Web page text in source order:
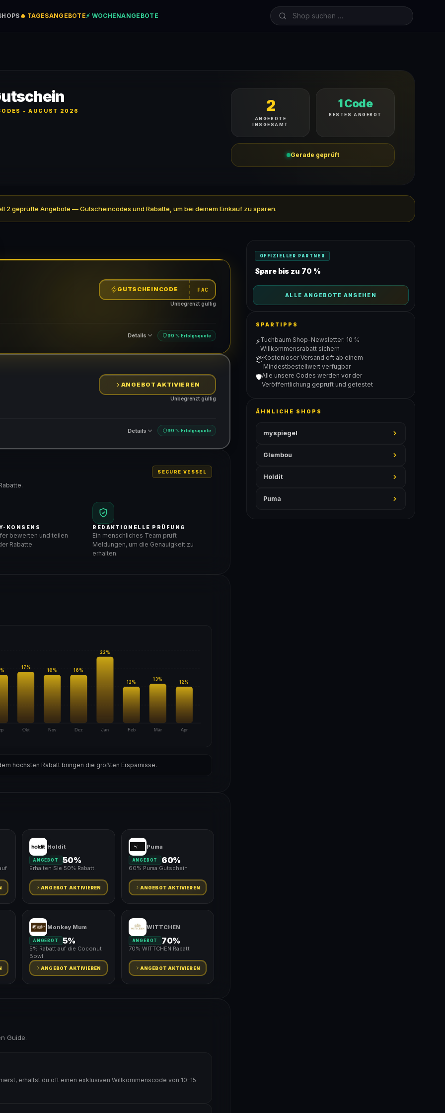
🔥 TAGESANGEBOTE⚡ WOCHENANGEBOTE
• AUGUST 2026 2
ANGEBOTE
INSGESAMT
1 Code
BESTES ANGEBOT
Gerade geprüft
2 geprüfte Angebote — Gutscheincodes und Rabatte, um bei deinem Einkauf zu sparen.
GUTSCHEINCODE FAC
Unbegrenzt gültig
Details 99 % Erfolgsquote
ANGEBOT AKTIVIEREN
Unbegrenzt gültig
Details 99 % Erfolgsquote
SECURE VESSEL
KONSENS
bewerten und teilen
Rabatte.
REDAKTIONELLE PRÜFUNG
Ein menschliches Team prüft
Meldungen, um die Genauigkeit zu
erhalten.
%
Okt
17%
Nov
16%
Dez
16%
Jan
22%
Feb
12%
Mär
13%
Apr
12%
höchsten Rabatt bringen die größten Ersparnisse.
Holdit
ANGEBOT 50%
Erhalten Sie 50% Rabatt.
ANGEBOT AKTIVIEREN
Puma
ANGEBOT 60%
60% Puma Gutschein
ANGEBOT AKTIVIEREN
Monkey Mum
ANGEBOT 5%
5% Rabatt auf die Coconut
Bowl
ANGEBOT AKTIVIEREN
WITTCHEN
ANGEBOT 70%
70% WITTCHEN Rabatt
ANGEBOT AKTIVIEREN
Guide.
erhältst du oft einen exklusiven Willkommenscode von 10–15
OFFIZIELLER PARTNER
Spare bis zu 70 %
ALLE ANGEBOTE ANSEHEN
SPARTIPPS
⚡Tuchbaum Shop-Newsletter: 10 %
Willkommensrabatt sichern
📦Kostenloser Versand oft ab einem
Mindestbestellwert verfügbar
🛡️Alle unsere Codes werden vor der
Veröffentlichung geprüft und getestet
ÄHNLICHE SHOPS
myspiegel
Glambou
Holdit
Puma